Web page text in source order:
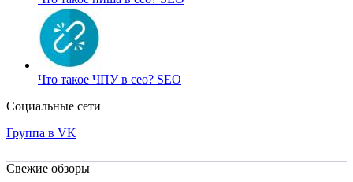
Что такое ЧПУ в сео? SEO
Социальные сети
Группа в VK
Свежие обзоры